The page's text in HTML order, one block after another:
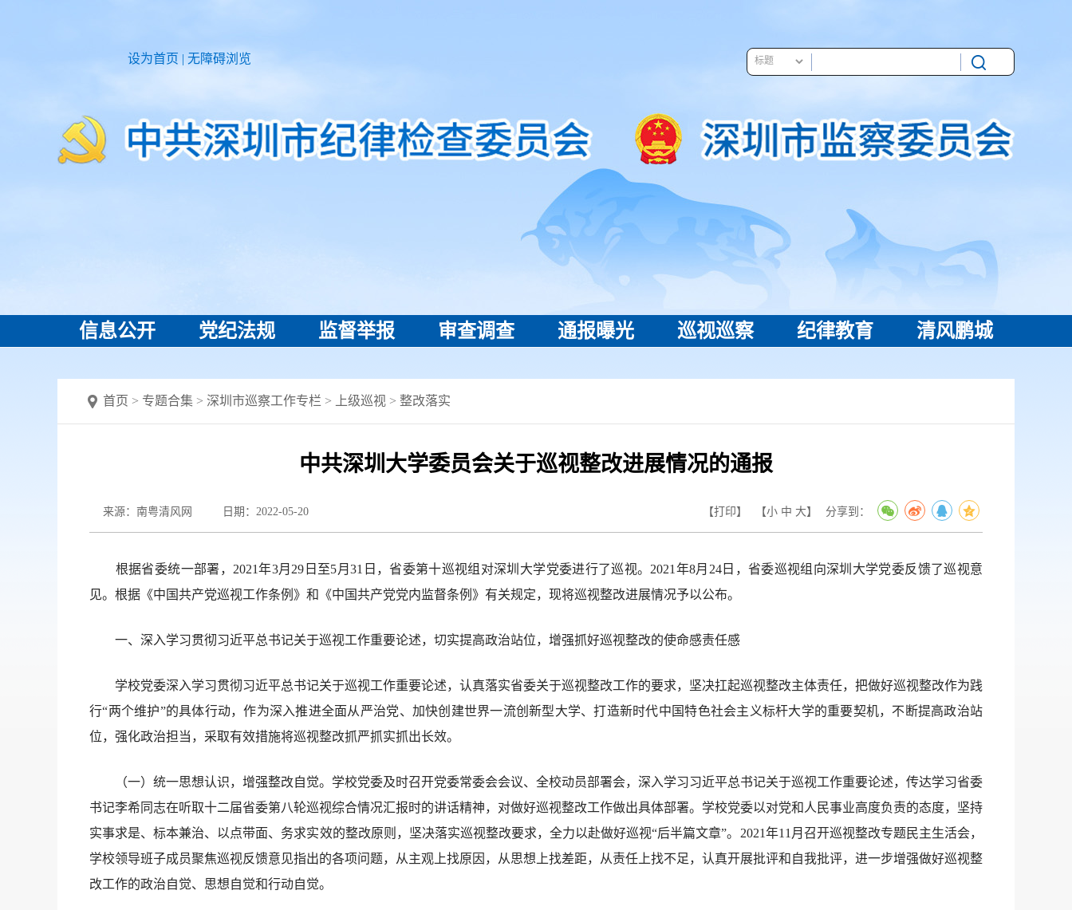
设为首页 | 无障碍浏览
信息公开 党纪法规 监督举报 审查调查 通报曝光 巡视巡察 纪律教育 清风鹏城
首页 > 专题合集 > 深圳市巡察工作专栏 > 上级巡视 > 整改落实
中共深圳大学委员会关于巡视整改进展情况的通报
来源：南粤清风网 日期：2022-05-20 【打印】 【小 中 大】 分享到：
根据省委统一部署，2021年3月29日至5月31日，省委第十巡视组对深圳大学党委进行了巡视。2021年8月24日，省委巡视组向深圳大学党委反馈了巡视意
见。根据《中国共产党巡视工作条例》和《中国共产党党内监督条例》有关规定，现将巡视整改进展情况予以公布。
一、深入学习贯彻习近平总书记关于巡视工作重要论述，切实提高政治站位，增强抓好巡视整改的使命感责任感
学校党委深入学习贯彻习近平总书记关于巡视工作重要论述，认真落实省委关于巡视整改工作的要求，坚决扛起巡视整改主体责任，把做好巡视整改作为践
行“两个维护”的具体行动，作为深入推进全面从严治党、加快创建世界一流创新型大学、打造新时代中国特色社会主义标杆大学的重要契机，不断提高政治站
位，强化政治担当，采取有效措施将巡视整改抓严抓实抓出长效。
（一）统一思想认识，增强整改自觉。学校党委及时召开党委常委会会议、全校动员部署会，深入学习习近平总书记关于巡视工作重要论述，传达学习省委
书记李希同志在听取十二届省委第八轮巡视综合情况汇报时的讲话精神，对做好巡视整改工作做出具体部署。学校党委以对党和人民事业高度负责的态度，坚持
实事求是、标本兼治、以点带面、务求实效的整改原则，坚决落实巡视整改要求，全力以赴做好巡视“后半篇文章”。2021年11月召开巡视整改专题民主生活会，
学校领导班子成员聚焦巡视反馈意见指出的各项问题，从主观上找原因，从思想上找差距，从责任上找不足，认真开展批评和自我批评，进一步增强做好巡视整
改工作的政治自觉、思想自觉和行动自觉。